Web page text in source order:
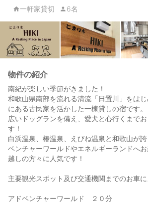
一軒家貸切 6名
物件の紹介
南紀が楽しい季節がきました！
和歌山県南部を流れる清流「日置川」をは
にある古民家を活かした一棟貸しの宿です。
広いドッグランを備え、愛犬と心行くまで
す！
白浜温泉、椿温泉、えびね温泉と和歌山が
ベンチャーワールドやエネルギーランドへ
越しの方々に人気です！
主要観光スポット及び交通機関までのお車
アドベンチャーワールド ２０分